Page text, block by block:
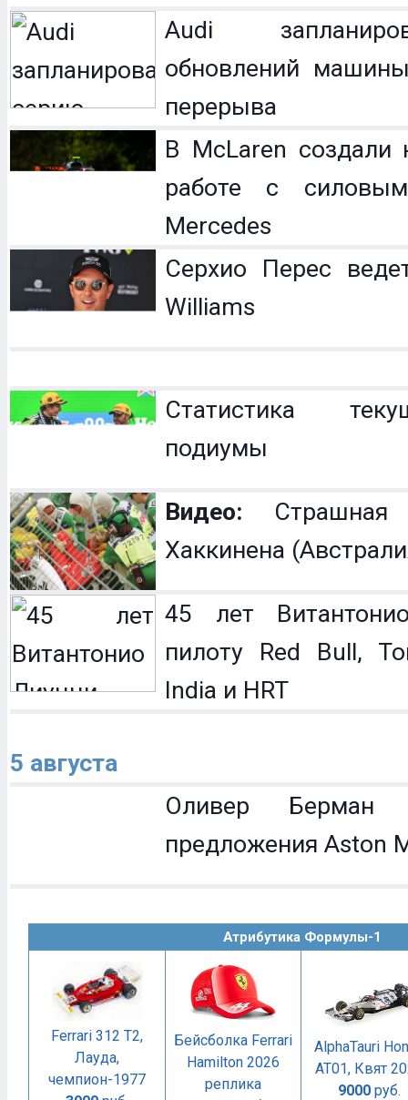
Audi
обновлений
перерыва
В McLaren создали
работе с
Mercedes
Серхио Перес
Williams
Статистика
подиумы
Видео: Страшная
Хаккинена
45 лет
пилоту Red Bull,
India и HRT
5 августа
Оливер Берман
предложения Aston
Атрибутика Формулы-1
Ferrari 312 T2,
Лауда,
чемпион-1977
Бейсболка Ferrari
Hamilton 2026
реплика
AlphaTauri
AT01, Квят
9000 руб.